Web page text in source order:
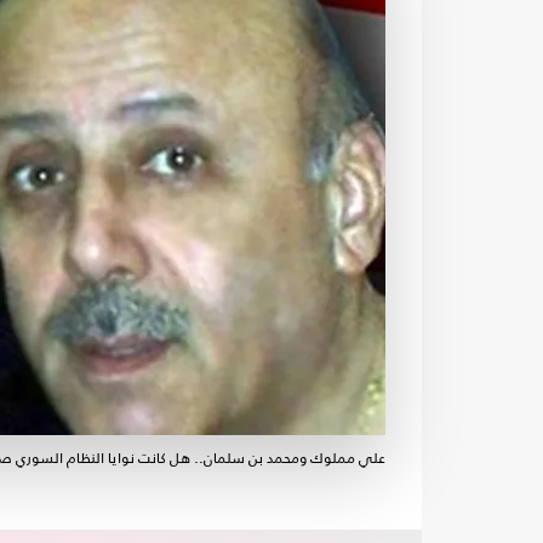
علي مملوك ومحمد بن سلمان.. هل كانت نوايا النظام السوري